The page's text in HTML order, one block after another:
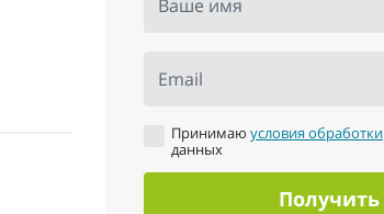
Ваше имя
Email
Принимаюусловия обработки
данных
Получить